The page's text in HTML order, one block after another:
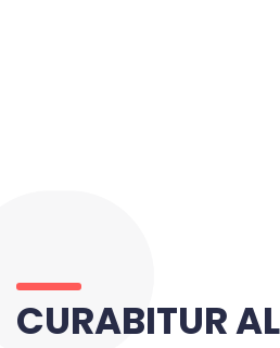
CURABITUR